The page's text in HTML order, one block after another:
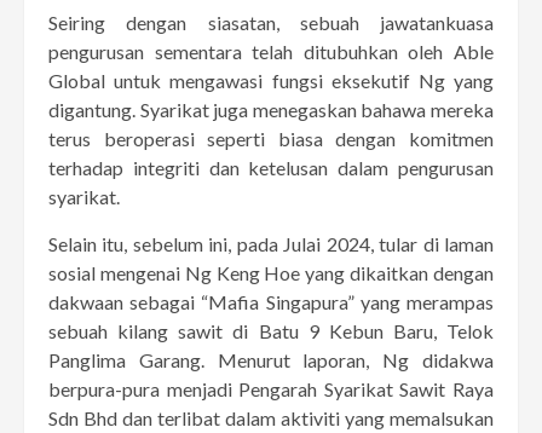
Seiring dengan siasatan, sebuah jawatankuasa
pengurusan sementara telah ditubuhkan oleh Able
Global untuk mengawasi fungsi eksekutif Ng yang
digantung. Syarikat juga menegaskan bahawa mereka
terus beroperasi seperti biasa dengan komitmen
terhadap integriti dan ketelusan dalam pengurusan
syarikat.
Selain itu, sebelum ini, pada Julai 2024, tular di laman
sosial mengenai Ng Keng Hoe yang dikaitkan dengan
dakwaan sebagai “Mafia Singapura” yang merampas
sebuah kilang sawit di Batu 9 Kebun Baru, Telok
Panglima Garang. Menurut laporan, Ng didakwa
berpura-pura menjadi Pengarah Syarikat Sawit Raya
Sdn Bhd dan terlibat dalam aktiviti yang memalsukan